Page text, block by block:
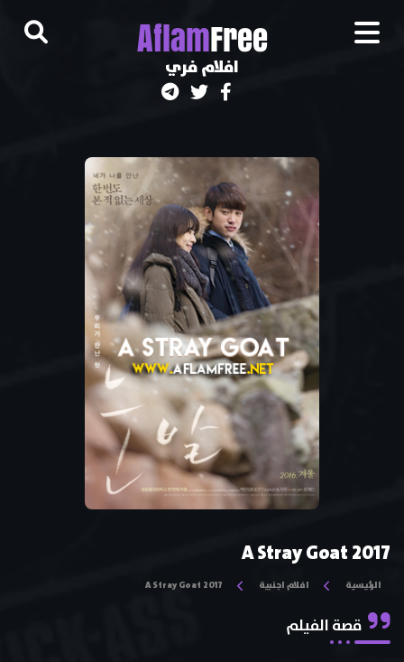
AflamFree
افلام فري
A Stray Goat 2017
الرئيسية افلام اجنبية A Stray Goat 2017
قصة الفيلم